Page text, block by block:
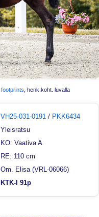
footprints , henk.koht. luvalla
VH25-031-0191 / PKK6434
Yleisratsu
KO: Vaativa A
RE: 110 cm
Om. Elisa (VRL-06066)
KTK-I 91p